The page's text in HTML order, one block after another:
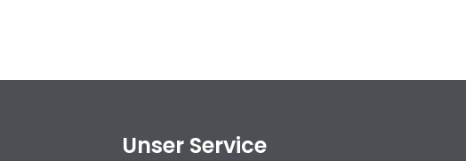
Unser Service